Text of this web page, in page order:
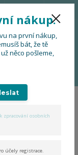
Menu
0 Kč
man
nákup.
na první nákup,
bát, že tě
něco pošleme,
zpracování osobních
účely registrace.